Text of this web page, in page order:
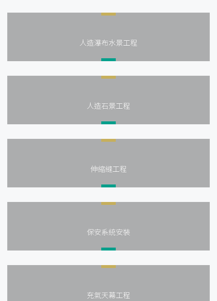
人造瀑布水景工程
人造石景工程
伸縮縫工程
保安系統安裝
充氣天幕工程